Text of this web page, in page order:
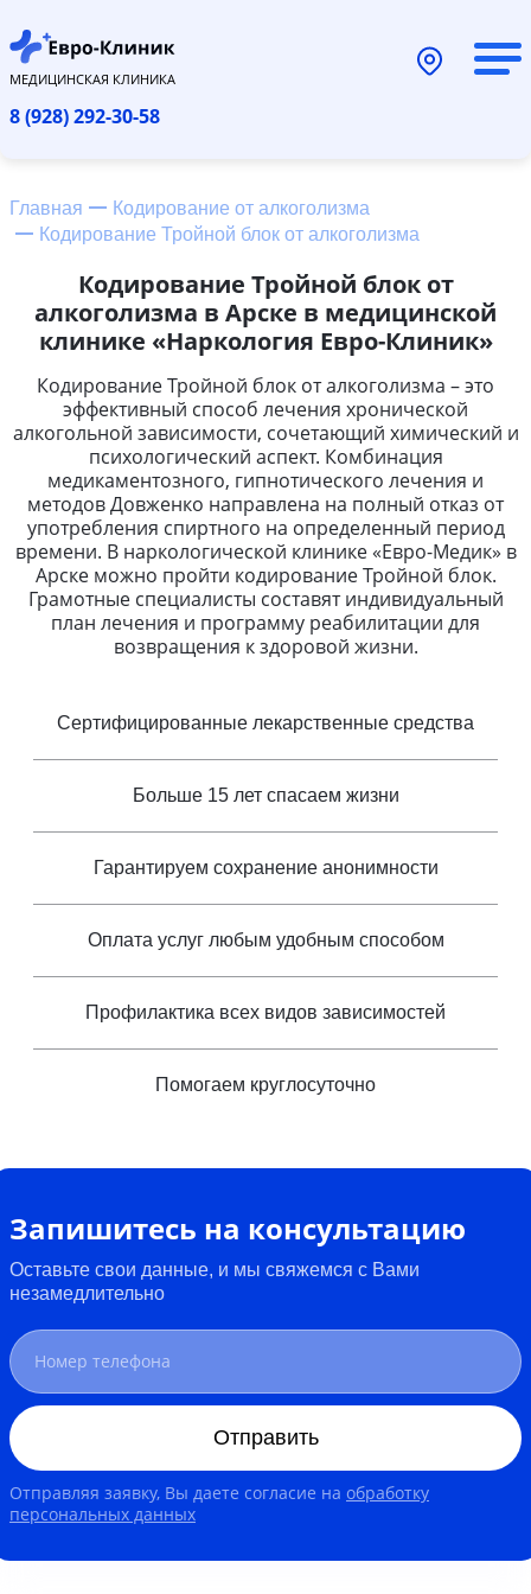
МЕДИЦИНСКАЯ КЛИНИКА
8 (928) 292-30-58
Главная
Кодирование от алкоголизма
Кодирование Тройной блок от алкоголизма
Кодирование Тройной блок от
алкоголизма в Арске в медицинской
клинике «Наркология Евро-Клиник»
Кодирование Тройной блок от алкоголизма – это
эффективный способ лечения хронической
алкогольной зависимости, сочетающий химический и
психологический аспект. Комбинация
медикаментозного, гипнотического лечения и
методов Довженко направлена на полный отказ от
употребления спиртного на определенный период
времени. В наркологической клинике «Евро-Медик» в
Арске можно пройти кодирование Тройной блок.
Грамотные специалисты составят индивидуальный
план лечения и программу реабилитации для
возвращения к здоровой жизни.
Сертифицированные лекарственные средства
Больше 15 лет спасаем жизни
Гарантируем сохранение анонимности
Оплата услуг любым удобным способом
Профилактика всех видов зависимостей
Помогаем круглосуточно
Запишитесь на консультацию
Оставьте свои данные, и мы свяжемся с Вами
незамедлительно
Отправить
Отправляя заявку, Вы даете согласие на обработку
персональных данных